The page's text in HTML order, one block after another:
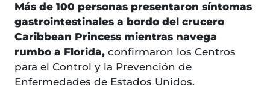
Más de 100 personas presentaron síntomas
gastrointestinales a bordo del crucero
Caribbean Princess mientras navega
rumbo a Florida, confirmaron los Centros
para el Control y la Prevención de
Enfermedades de Estados Unidos.